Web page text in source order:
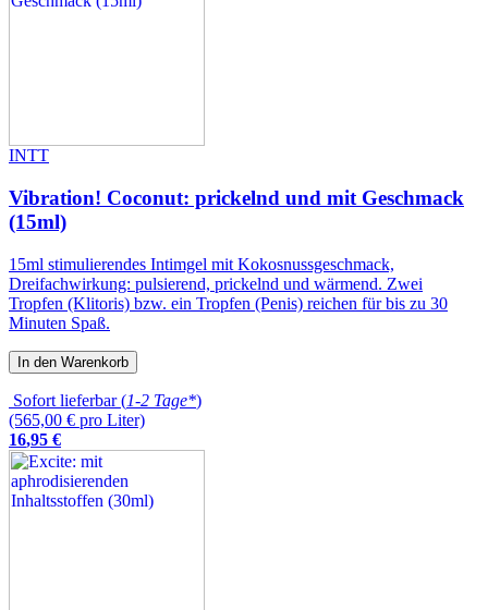
INTT
Vibration! Coconut: prickelnd und mit Geschmack
(15ml)
15ml stimulierendes Intimgel mit Kokosnussgeschmack,
Dreifachwirkung: pulsierend, prickelnd und wärmend. Zwei
Tropfen (Klitoris) bzw. ein Tropfen (Penis) reichen für bis zu 30
Minuten Spaß.
In den Warenkorb
Sofort lieferbar (1-2 Tage*)
(565,00 € pro Liter)
16,95 €